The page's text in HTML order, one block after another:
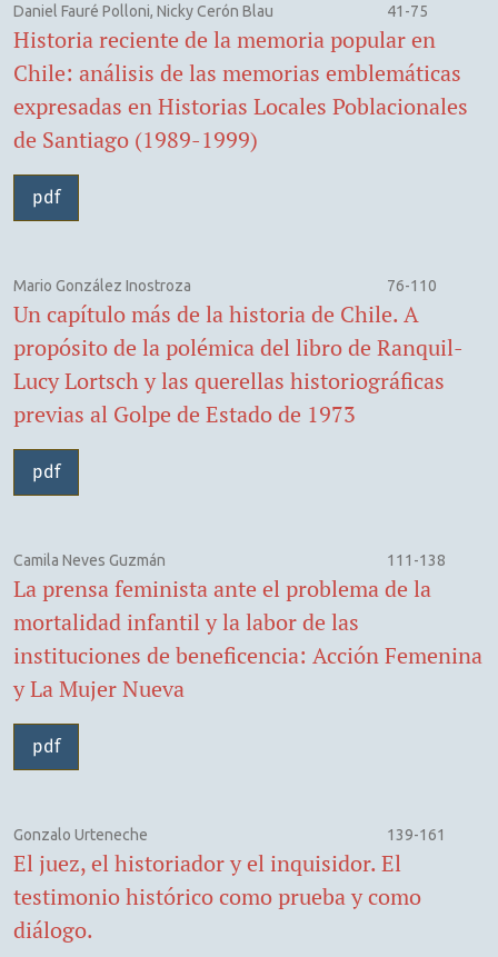
Daniel Fauré Polloni, Nicky Cerón Blau 41-75
Historia reciente de la memoria popular en
Chile: análisis de las memorias emblemáticas
expresadas en Historias Locales Poblacionales
de Santiago (1989-1999)
pdf
Mario González Inostroza 76-110
Un capítulo más de la historia de Chile. A
propósito de la polémica del libro de Ranquil-
Lucy Lortsch y las querellas historiográficas
previas al Golpe de Estado de 1973
pdf
Camila Neves Guzmán 111-138
La prensa feminista ante el problema de la
mortalidad infantil y la labor de las
instituciones de beneficencia: Acción Femenina
y La Mujer Nueva
pdf
Gonzalo Urteneche 139-161
El juez, el historiador y el inquisidor. El
testimonio histórico como prueba y como
diálogo.